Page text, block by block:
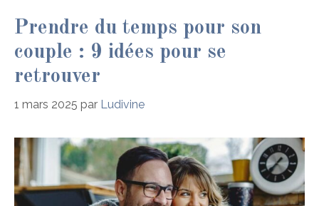
Prendre du temps pour son
couple : 9 idées pour se
retrouver
1 mars 2025 par Ludivine